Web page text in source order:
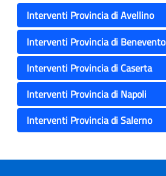
Interventi Provincia di Avellino
Interventi Provincia di Benevento
Interventi Provincia di Caserta
Interventi Provincia di Napoli
Interventi Provincia di Salerno